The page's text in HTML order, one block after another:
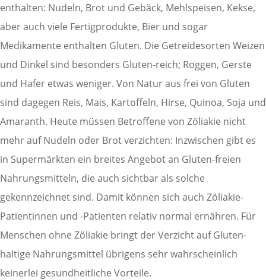
enthalten: Nudeln, Brot und Gebäck, Mehlspeisen, Kekse,
aber auch viele Fertigprodukte, Bier und sogar
Medikamente enthalten Gluten. Die Getreidesorten Weizen
und Dinkel sind besonders Gluten-reich; Roggen, Gerste
und Hafer etwas weniger. Von Natur aus frei von Gluten
sind dagegen Reis, Mais, Kartoffeln, Hirse, Quinoa, Soja und
Amaranth. Heute müssen Betroffene von Zöliakie nicht
mehr auf Nudeln oder Brot verzichten: Inzwischen gibt es
in Supermärkten ein breites Angebot an Gluten-freien
Nahrungsmitteln, die auch sichtbar als solche
gekennzeichnet sind. Damit können sich auch Zöliakie-
Patientinnen und -Patienten relativ normal ernähren. Für
Menschen ohne Zöliakie bringt der Verzicht auf Gluten-
haltige Nahrungsmittel übrigens sehr wahrscheinlich
keinerlei gesundheitliche Vorteile.